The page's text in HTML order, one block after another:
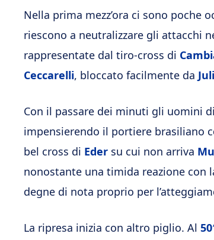
Nella prima mezz’ora ci sono poche
riescono a neutralizzare gli attacchi
rappresentate dal tiro-cross di
Ceccarelli, bloccato facilmente da
Con il passare dei minuti gli uomini
impensierendo il portiere brasiliano
bel cross di Eder su cui non arriva
nonostante una timida reazione con
degne di nota proprio per
La ripresa inizia con altro piglio. Al